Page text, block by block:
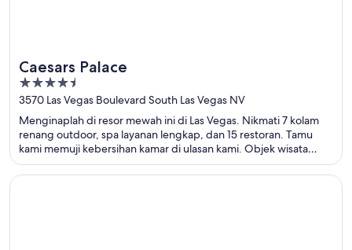
Caesars Palace
4.5
out
of
5
3570 Las Vegas Boulevard South Las Vegas NV
Menginaplah di resor mewah ini di Las Vegas. Nikmati 7 kolam
renang outdoor, spa layanan lengkap, dan 15 restoran. Tamu
kami memuji kebersihan kamar di ulasan kami. Objek wisata
populer seperti The Linq dan Colosseum di Caesars Palace
berada di dekat properti.
Terbuka di jendela baru
Fairmont San Francisco